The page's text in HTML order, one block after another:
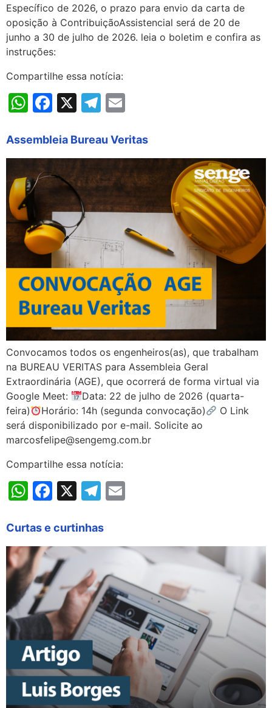
Específico de 2026, o prazo para envio da carta de
oposição à ContribuiçãoAssistencial será de 20 de
junho a 30 de julho de 2026. leia o boletim e confira as
instruções:
Compartilhe essa notícia:
WhatsApp
Facebook
X Telegram
Assembleia Bureau Veritas
Convocamos todos os engenheiros(as), que trabalham
na BUREAU VERITAS para Assembleia Geral
Extraordinária (AGE), que ocorrerá de forma virtual via
Google Meet:
Data: 22 de julho de 2026 (quarta-
feira)
Horário: 14h (segunda convocação)
O Link
será disponibilizado por e-mail. Solicite ao
marcosfelipe@sengemg.com.br
Compartilhe essa notícia:
WhatsApp
Facebook
X Telegram
Curtas e curtinhas